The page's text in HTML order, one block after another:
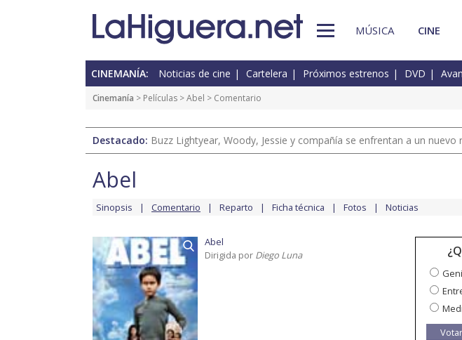
MÚSICA CINE
CINEMANÍA: Noticias de cine Cartelera Próximos estrenos DVD
Cinemanía > Películas >Abel > Comentario
Destacado: Buzz Lightyear, Woody, Jessie y compañía se enfrentan a un
Abel
Sinopsis Comentario Reparto Ficha técnica Fotos Noticias
Abel
Dirigida por Diego Luna
Votar